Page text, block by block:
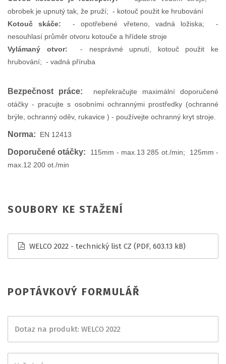
obrobek je upnutý tak, že pruží; - kotouč použit ke hrubování
Kotouč skáče: - opotřebené vřeteno, vadná ložiska; -
nesouhlasí průměr otvoru kotouče a hřídele stroje
Vylámaný otvor: - nesprávné upnutí, kotouč použit ke
hrubování; - vadná příruba
Bezpečnost práce: nepřekračujte maximální doporučené
otáčky - pracujte s osobními ochrannými prostředky (ochranné
brýle, ochranný oděv, rukavice ) - používejte ochranný kryt stroje.
Norma: EN 12413
Doporučené otáčky: 115mm - max.13 285 ot./min; 125mm -
max.12 200 ot./min
SOUBORY KE STAŽENÍ
WELCO 2022 - technický list CZ (PDF, 603.13 kB)
POPTÁVKOVÝ FORMULÁŘ